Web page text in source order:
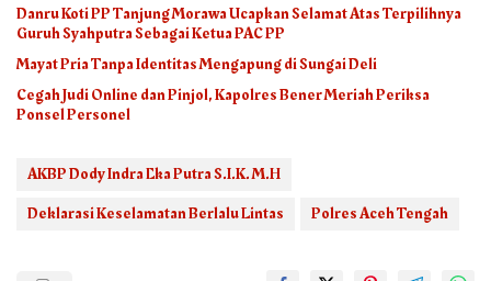
Danru Koti PP Tanjung Morawa Ucapkan Selamat Atas Terpilihnya
Guruh Syahputra Sebagai Ketua PAC PP
Mayat Pria Tanpa Identitas Mengapung di Sungai Deli
Cegah Judi Online dan Pinjol, Kapolres Bener Meriah Periksa
Ponsel Personel
AKBP Dody Indra Eka Putra S.I.K. M.H
Deklarasi Keselamatan Berlalu Lintas
Polres Aceh Tengah